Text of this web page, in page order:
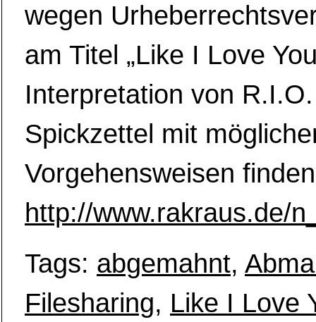
wegen
am Titel „Like I Love
Interpretation von
Spickzettel mit
Vorgehensweisen
http://www.rakraus.de/
Tags: abgemahnt,
Filesharing, Like I Love